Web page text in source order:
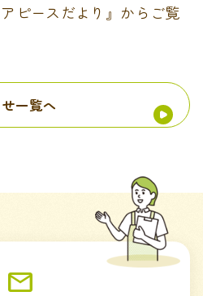
ピースだより』からご覧
一覧へ